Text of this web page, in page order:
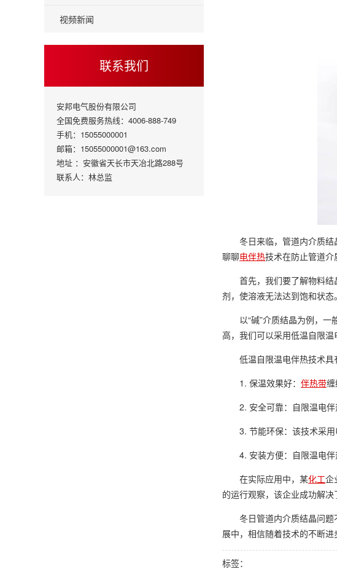
视频新闻
联系我们
安邦电气股份有限公司
全国免费服务热线：4006-888-749
手机：15055000001
邮箱：15055000001@163.com
地址 ：安徽省天长市天冶北路288号
联系人：林总监
冬日来临，管道内介质
聊聊电伴热技术在防止管道介
首先，我们要了解物料
剂，使溶液无法达到饱和状态
以“碱”介质结晶为例，
高，我们可以采用低温自限温
低温自限温电伴热技术具
1. 保温效果好： 伴热带
2. 安全可靠：自限温电
3. 节能环保：该技术采
4. 安装方便：自限温电伴
在实际应用中，某化工企
的运行观察，该企业成功解决
冬日管道内介质结晶问
展中，相信随着技术的不断
标签：